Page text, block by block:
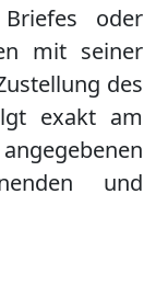
oder
mit seiner
des
exakt am
und